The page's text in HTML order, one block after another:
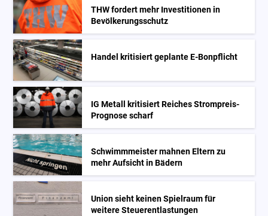
THW fordert mehr Investitionen in
Bevölkerungsschutz
Handel kritisiert geplante E-Bonpflicht
IG Metall kritisiert Reiches Strompreis-
Prognose scharf
Schwimmmeister mahnen Eltern zu
mehr Aufsicht in Bädern
Union sieht keinen Spielraum für
weitere Steuerentlastungen